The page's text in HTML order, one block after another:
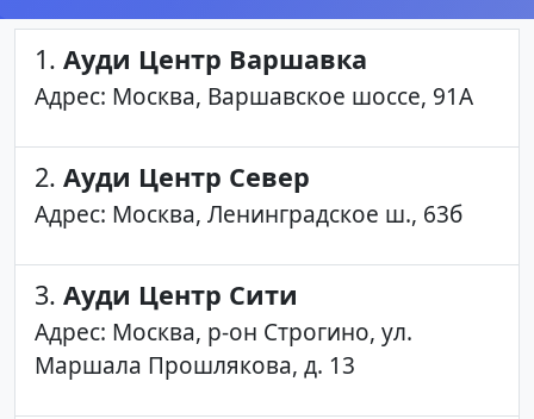
1. Ауди Центр Варшавка
Адрес: Москва, Варшавское шоссе, 91A
2. Ауди Центр Север
Адрес: Москва, Ленинградское ш., 63б
3. Ауди Центр Сити
Адрес: Москва, р-он Строгино, ул.
Маршала Прошлякова, д. 13